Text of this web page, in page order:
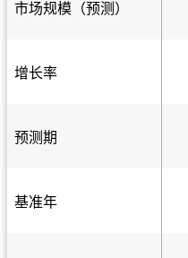
市场规模（预测）
增长率
预测期
基准年